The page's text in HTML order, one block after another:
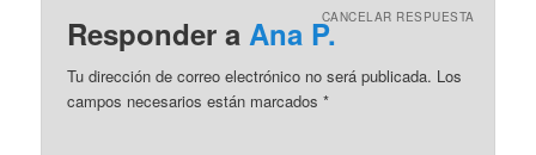
Responder aAna P.CANCELAR RESPUESTA
Tu dirección de correo electrónico no será publicada. Los
campos necesarios están marcados*